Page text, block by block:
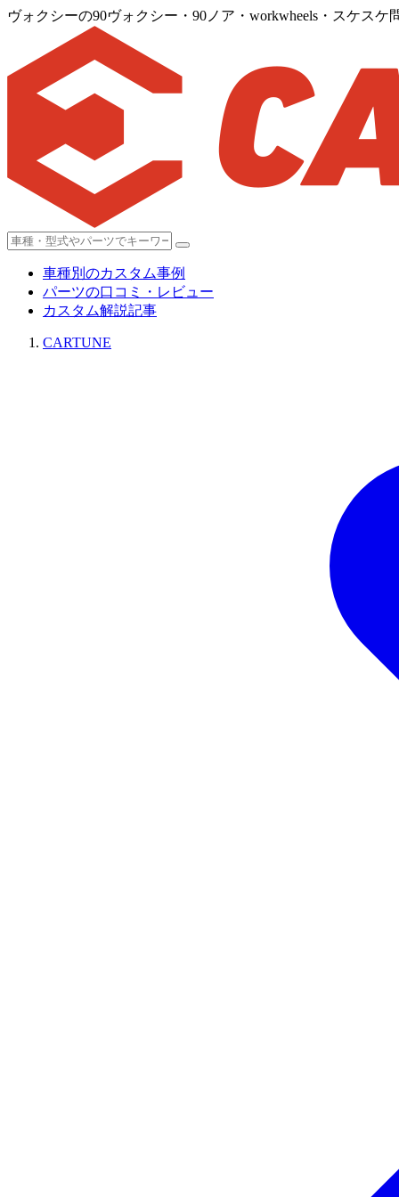
ヴォクシーの90ヴォクシー・90ノア・workwheels・スケスケ
車種別のカスタム事例
パーツの口コミ・レビュー
カスタム解説記事
CARTUNE